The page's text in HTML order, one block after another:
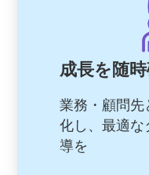
成長を随
業務・顧問先
化し、最適な
導を